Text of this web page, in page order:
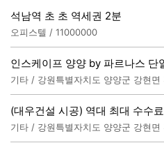
석남역 초 초 역세권 2분
오피스텔 / 11000000
인스케이프 양양 by 파르나스 단
기타 / 강원특별자치도 양양군 강현
기타 / 강원특별자치도 양양군 강현